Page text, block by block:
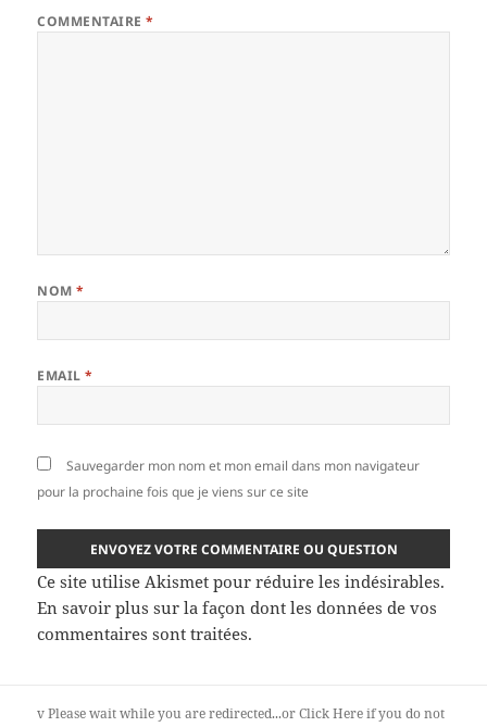
COMMENTAIRE*
NOM*
EMAIL*
Sauvegarder mon nom et mon email dans mon navigateur
pour la prochaine fois que je viens sur ce site
Ce site utilise Akismet pour réduire les indésirables.
En savoir plus sur la façon dont les données de vos
commentaires sont traitées.
vPlease wait while you are redirected...orClick Hereif you do not